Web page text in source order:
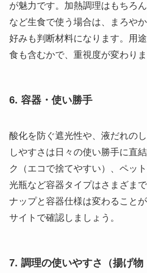
が魅力です。加熱調理はもちろ
など生食で使う場合は、まろや
好みも判断材料になります。用
食も含むかで、重視度が変わりま
6. 容器・使い勝手
酸化を防ぐ遮光性や、液だれの
しやすさは日々の使い勝手に直
ク（エコで捨てやすい）、ペッ
光瓶など容器タイプはさまざま
ナップと容器仕様は変わること
サイトで確認しましょう。
7. 調理の使いやすさ（揚げ物